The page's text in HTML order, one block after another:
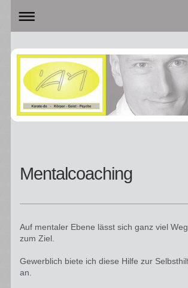
Mentalcoaching
Auf mentaler Ebene lässt sich ganz viel
zum Ziel.
Gewerblich biete ich diese Hilfe zur
an.